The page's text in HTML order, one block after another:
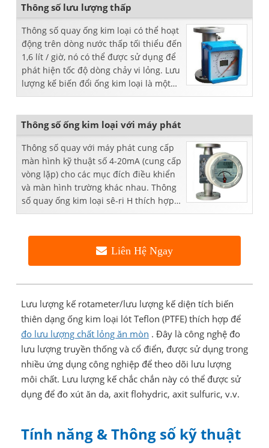
Thông số lưu lượng thấp
Thông số quay ống kim loại có thể hoạt
động trên dòng nước thấp tối thiểu đến
1,6 lít / giờ, nó có thể được sử dụng để
phát hiện tốc độ dòng chảy vi lỏng. Lưu
lượng kế biến đổi ống kim loại là một
trong những phép đo lưu lượng lâu đời
Thông số ống kim loại với máy phát
Thông số quay với máy phát cung cấp
màn hình kỹ thuật số 4-20mA (cung cấp
vòng lặp) cho các mục đích điều khiển
và màn hình trường khác nhau. Thông
số quay ống kim loại sê-ri H thích hợp
cho nhiệt độ cao (300 ° C 572 ° F ...
Liên Hệ Ngay
Lưu lượng kế rotameter/lưu lượng kế diện tích biến
thiên dạng ống kim loại lót Teflon (PTFE) thích hợp để
đo lưu lượng chất lỏng ăn mòn . Đây là công nghệ đo
lưu lượng truyền thống và cổ điển, được sử dụng trong
nhiều ứng dụng công nghiệp để theo dõi lưu lượng
môi chất. Lưu lượng kế chắc chắn này có thể được sử
dụng để đo xút ăn da, axit flohydric, axit sulfuric, v.v.
Tính năng & Thông số kỹ thuật